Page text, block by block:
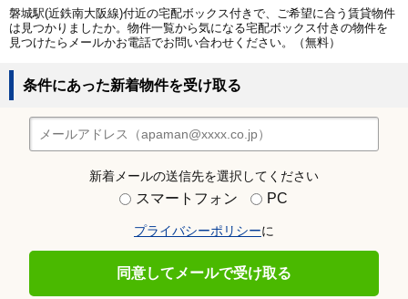
磐城駅(近鉄南大阪線)付近の宅配ボックス付きで、ご希望に合う賃貸物件
は見つかりましたか。物件一覧から気になる宅配ボックス付きの物件を
見つけたらメールかお電話でお問い合わせください。（無料）
条件にあった新着物件を受け取る
新着メールの送信先を選択してください
スマートフォン PC
プライバシーポリシーに
同意してメールで受け取る